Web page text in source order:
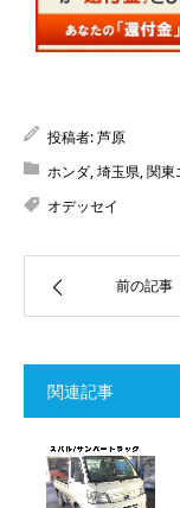
投稿者:芦原
ホンダ,埼玉県,関東
オデッセイ
前の記事
関連記事